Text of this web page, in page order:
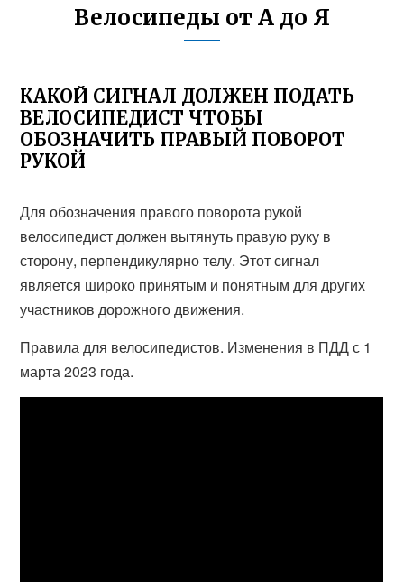
Велосипеды от А до Я
КАКОЙ СИГНАЛ ДОЛЖЕН ПОДАТЬ
ВЕЛОСИПЕДИСТ ЧТОБЫ
ОБОЗНАЧИТЬ ПРАВЫЙ ПОВОРОТ
РУКОЙ
Для обозначения правого поворота рукой
велосипедист должен вытянуть правую руку в
сторону, перпендикулярно телу. Этот сигнал
является широко принятым и понятным для других
участников дорожного движения.
Правила для велосипедистов. Изменения в ПДД с 1
марта 2023 года.